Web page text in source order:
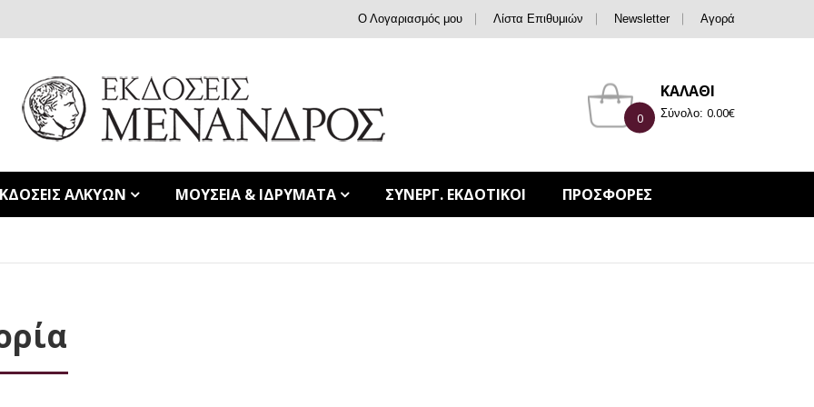
Ο Λογαριασμός μου Λίστα Επιθυμιών Newsletter Αγορά
ΚΑΛΑΘΙ
0 Σύνολο: 0.00€
ΑΛΚΥΩΝ ΜΟΥΣΕΙΑ & ΙΔΡΥΜΑΤΑ ΣΥΝΕΡΓ. ΕΚΔΟΤΙΚΟΙ ΠΡΟΣΦΟΡΕΣ